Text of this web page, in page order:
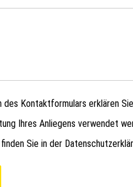
des Kontaktformulars erklären
Ihres Anliegens verwendet
Sie in der